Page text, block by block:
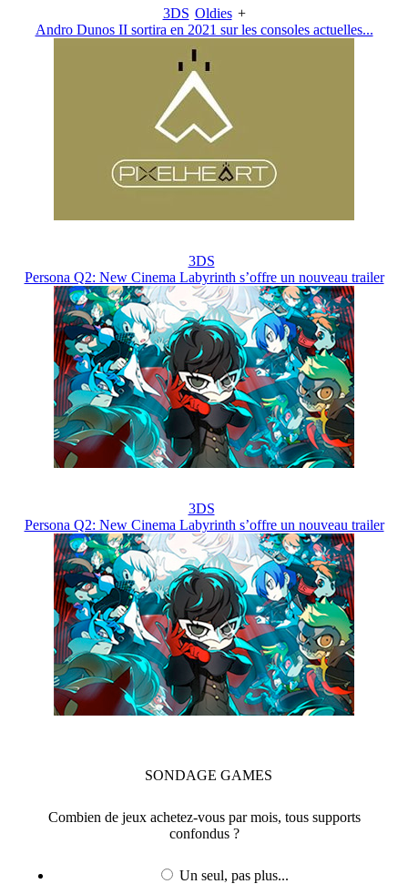
3DS Oldies +
Andro Dunos II sortira en 2021 sur les consoles actuelles...
3DS
Persona Q2: New Cinema Labyrinth s’offre un nouveau trailer
3DS
Persona Q2: New Cinema Labyrinth s’offre un nouveau trailer
SONDAGE GAMES
Combien de jeux achetez-vous par mois, tous supports
confondus ?
Un seul, pas plus...